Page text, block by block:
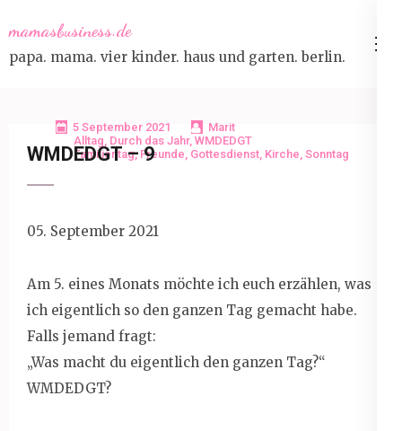
to
content
mamasbusiness.de
papa. mama. vier kinder. haus und garten. berlin.
5 September 2021
Marit
Alltag, Durch das Jahr, WMDEDGT
Familientag, Freunde, Gottesdienst, Kirche, Sonntag
WMDEDGT – 9
05. September 2021
Am 5. eines Monats möchte ich euch erzählen, was
ich eigentlich so den ganzen Tag gemacht habe.
Falls jemand fragt:
„Was macht du eigentlich den ganzen Tag?“
WMDEDGT?